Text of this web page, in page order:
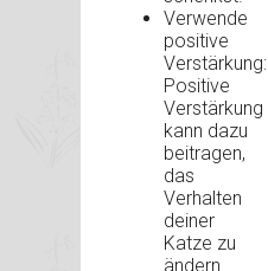
Verwende
positive
Verstärkung:
Positive
Verstärkung
kann dazu
beitragen,
das
Verhalten
deiner
Katze zu
ändern.